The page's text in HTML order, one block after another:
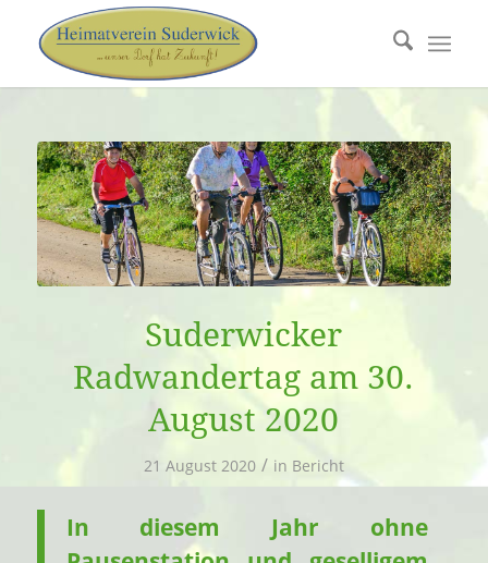
Suderwicker
Radwandertag am 30.
August 2020
21 August 2020 / in Bericht
In diesem Jahr ohne